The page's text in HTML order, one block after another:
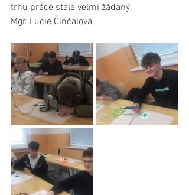
trhu práce stále velmi žádaný.
Mgr. Lucie Činčalová